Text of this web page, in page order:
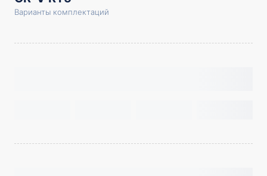
Варианты комплектаций